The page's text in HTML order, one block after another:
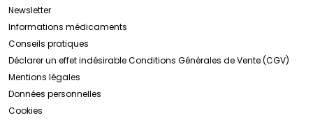
Newsletter
Informations médicaments
Conseils pratiques
Déclarer un effet indésirableConditions Générales de Vente (CGV)
Mentions légales
Données personnelles
Cookies